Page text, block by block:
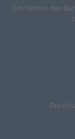
Ein Service des